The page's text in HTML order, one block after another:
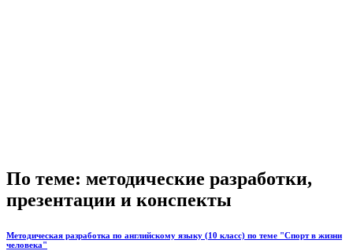
По теме: методические разработки,
презентации и конспекты
Методическая разработка по английскому языку (10 класс) по теме "Спорт в жизни
человека"